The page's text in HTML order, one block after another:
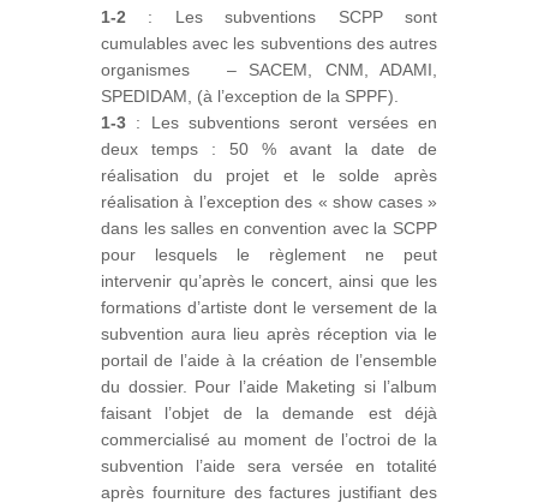
1-2 : Les subventions SCPP sont
cumulables avec les subventions des autres
organismes – SACEM, CNM, ADAMI,
SPEDIDAM, (à l’exception de la SPPF).
1-3 : Les subventions seront versées en
deux temps : 50 % avant la date de
réalisation du projet et le solde après
réalisation à l’exception des « show cases »
dans les salles en convention avec la SCPP
pour lesquels le règlement ne peut
intervenir qu’après le concert, ainsi que les
formations d’artiste dont le versement de la
subvention aura lieu après réception via le
portail de l’aide à la création de l’ensemble
du dossier. Pour l’aide Maketing si l’album
faisant l’objet de la demande est déjà
commercialisé au moment de l’octroi de la
subvention l’aide sera versée en totalité
après fourniture des factures justifiant des